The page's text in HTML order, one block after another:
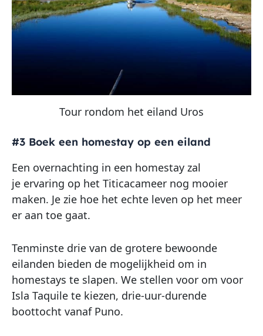
Tour rondom het eiland Uros
#3 Boek een homestay op een eiland
Een overnachting in een homestay zal
je ervaring op het Titicacameer nog mooier
maken. Je zie hoe het echte leven op het meer
er aan toe gaat.
Tenminste drie van de grotere bewoonde
eilanden bieden de mogelijkheid om in
homestays te slapen. We stellen voor om voor
Isla Taquile te kiezen, drie-uur-durende
boottocht vanaf Puno.